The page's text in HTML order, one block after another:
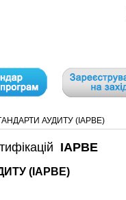
АУДИТУ (IAPBE)
IAPBE
(IAPBE)